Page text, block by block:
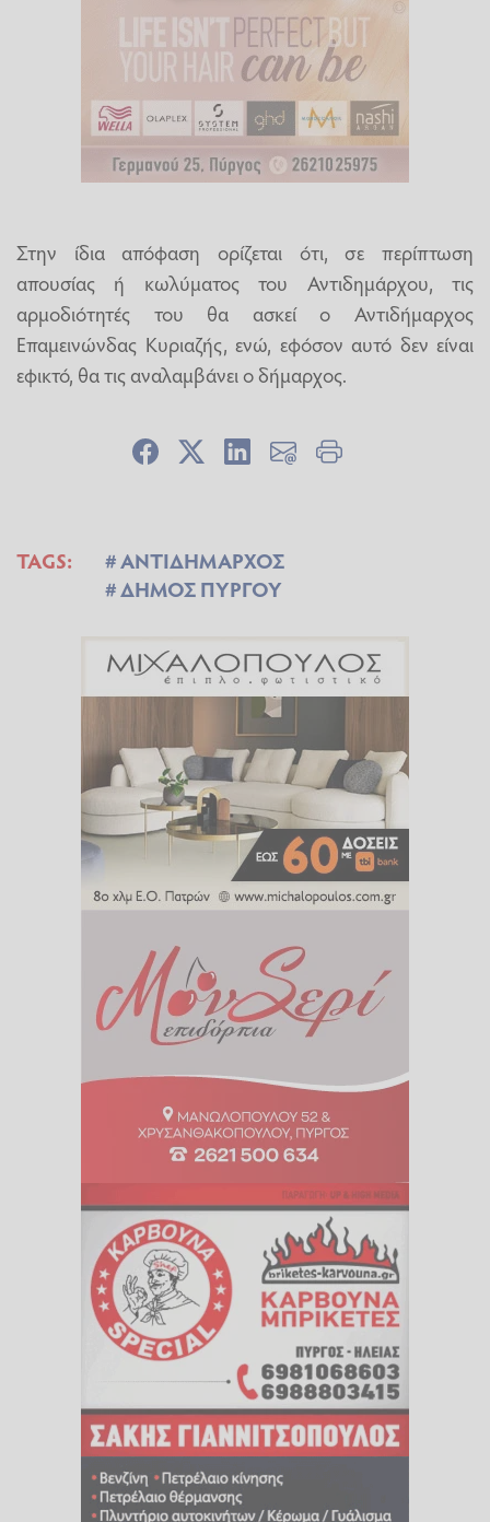
Στην ίδια απόφαση ορίζεται ότι, σε περίπτωση
απουσίας ή κωλύματος του Αντιδημάρχου, τις
αρμοδιότητές του θα ασκεί ο Αντιδήμαρχος
Επαμεινώνδας Κυριαζής, ενώ, εφόσον αυτό δεν είναι
εφικτό, θα τις αναλαμβάνει ο δήμαρχος.
TAGS:
ΑΝΤΙΔΗΜΑΡΧΟΣ
ΔΗΜΟΣ ΠΥΡΓΟΥ